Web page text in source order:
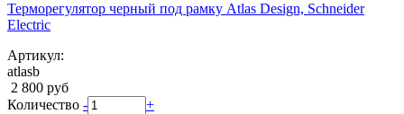
Терморегулятор черный под рамку Atlas Design, Schneider
Electric
Артикул:
atlasb
2 800 руб
Количество - +